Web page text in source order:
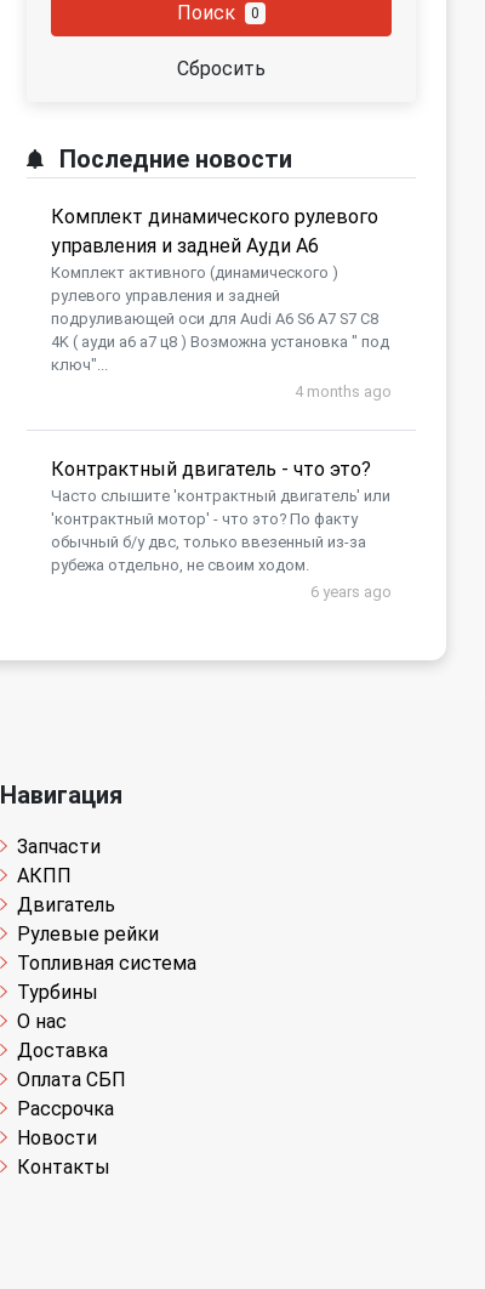
Поиск 0
Сбросить
Последние новости
Комплект динамического рулевого
управления и задней Ауди А6
Комплект активного (динамического )
рулевого управления и задней
подруливающей оси для Audi A6 S6 A7 S7 C8
4K ( ауди а6 а7 ц8 ) Возможна установка " под
ключ"...
4 months ago
Контрактный двигатель - что это?
Часто слышите 'контрактный двигатель' или
'контрактный мотор' - что это? По факту
обычный б/у двс, только ввезенный из-за
рубежа отдельно, не своим ходом.
6 years ago
Навигация
Запчасти
АКПП
Двигатель
Рулевые рейки
Топливная система
Турбины
О нас
Доставка
Оплата СБП
Рассрочка
Новости
Контакты